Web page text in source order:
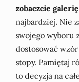
zobaczcie galerię
najbardziej. Nie
swojego wyboru
dostosować
stopy. Pamiętaj
to decyzja na